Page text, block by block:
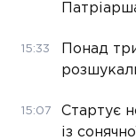
15:33
Понад
15:07
Стартує
із